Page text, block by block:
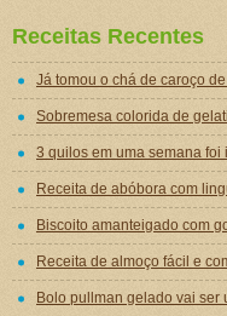
Receitas Recentes
Bolo pullman gelado vai